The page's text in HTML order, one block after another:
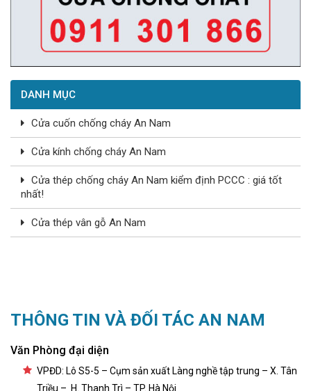
DANH MỤC
Cửa cuốn chống cháy An Nam
Cửa kính chống cháy An Nam
Cửa thép chống cháy An Nam kiểm định PCCC : giá tốt
nhất!
Cửa thép vân gỗ An Nam
THÔNG TIN VÀ ĐỐI TÁC AN NAM
Văn Phòng đại diện
VPĐD: Lô S5-5 – Cụm sản xuất Làng nghề tập trung – X. Tân
Triều – H. Thanh Trì – TP. Hà Nội